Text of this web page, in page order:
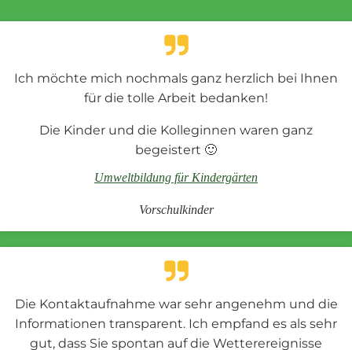
Ich möchte mich nochmals ganz herzlich bei Ihnen
für die tolle Arbeit bedanken!
Die Kinder und die Kolleginnen waren ganz
begeistert 🙂
Umweltbildung für Kindergärten
Vorschulkinder
Die Kontaktaufnahme war sehr angenehm und die
Informationen transparent. Ich empfand es als sehr
gut, dass Sie spontan auf die Wetterereignisse